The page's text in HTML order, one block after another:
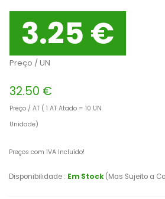
3.25 €
Preço / UN
32.50 €
Preço / AT ( 1 AT Atado = 10 UN
Unidade)
Preços com IVA Incluído!
Disponibilidade : Em Stock(Mas Sujeito a